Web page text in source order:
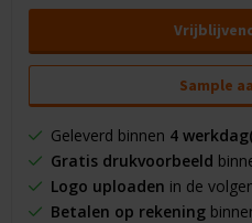
Sample
Geleverd binnen 4
Gratis drukvoorbeeld
Logo uploaden in de
Betalen op rekening